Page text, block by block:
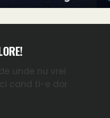
unde nu vrei
cand ti-e dor